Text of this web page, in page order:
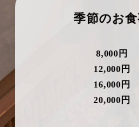
季節のお
8,000円
12,000円
16,000円
20,000円